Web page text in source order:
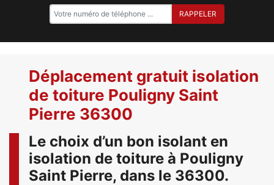
Déplacement gratuit isolation
de toiture Pouligny Saint
Pierre 36300
Le choix d’un bon isolant en
isolation de toiture à Pouligny
Saint Pierre, dans le 36300.